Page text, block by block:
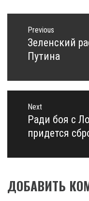
Навигация
записям
Previous
Previous
post:
Зеленский
Путина
Next
Next
post:
Ради боя с
придется
ДОБАВИТЬ